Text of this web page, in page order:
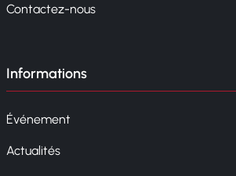
Contactez-nous
Informations
Événement
Actualités